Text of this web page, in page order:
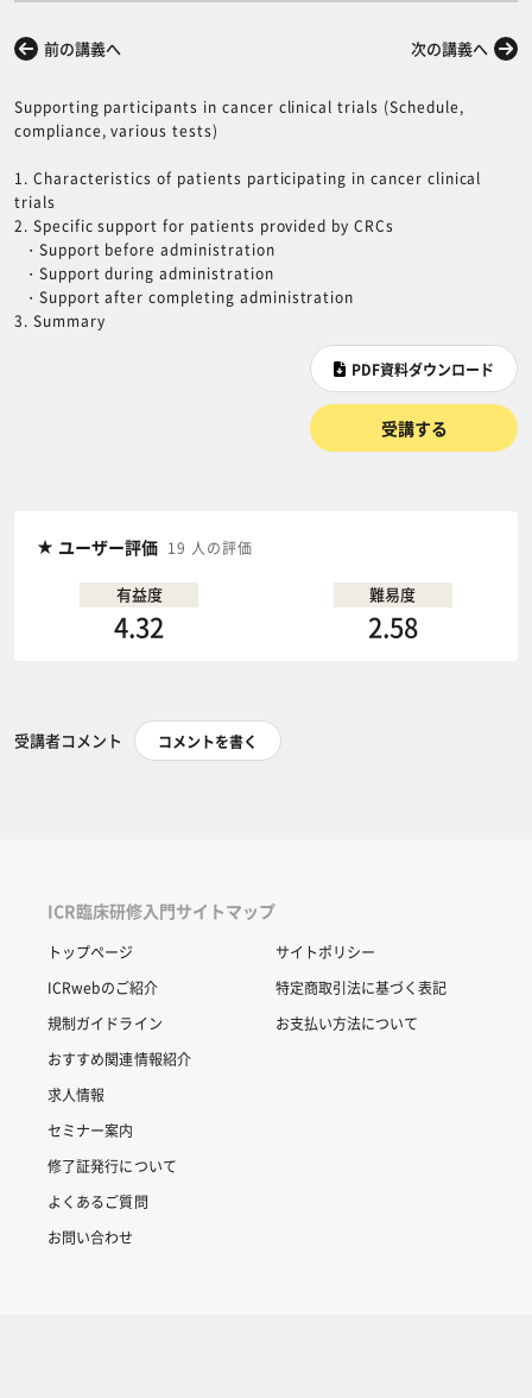
前の講義へ 次の講義へ
Supporting participants in cancer clinical trials (Schedule,
compliance, various tests)
1. Characteristics of patients participating in cancer clinical
trials
2. Specific support for patients provided by CRCs
・Support before administration
・Support during administration
・Support after completing administration
3. Summary
PDF資料ダウンロード
受講する
ユーザー評価 19 人の評価
有益度
4.32
難易度
2.58
受講者コメント コメントを書く
ICR臨床研修入門サイトマップ
トップページ
ICRwebのご紹介
規制ガイドライン
おすすめ関連情報紹介
求人情報
セミナー案内
修了証発行について
よくあるご質問
お問い合わせ
サイトポリシー
特定商取引法に基づく表記
お支払い方法について